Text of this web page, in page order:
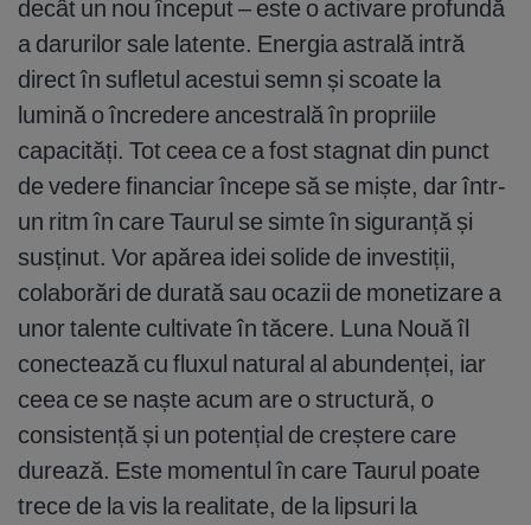
decât un nou început – este o activare profundă
a darurilor sale latente. Energia astrală intră
direct în sufletul acestui semn și scoate la
lumină o încredere ancestrală în propriile
capacități. Tot ceea ce a fost stagnat din punct
de vedere financiar începe să se miște, dar într-
un ritm în care Taurul se simte în siguranță și
susținut. Vor apărea idei solide de investiții,
colaborări de durată sau ocazii de monetizare a
unor talente cultivate în tăcere. Luna Nouă îl
conectează cu fluxul natural al abundenței, iar
ceea ce se naște acum are o structură, o
consistență și un potențial de creștere care
durează. Este momentul în care Taurul poate
trece de la vis la realitate, de la lipsuri la